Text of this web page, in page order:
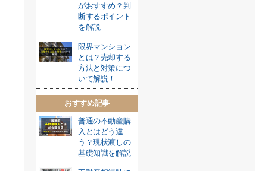
がおすすめ？判
断するポイント
を解説
限界マンション
とは？売却する
方法と対策につ
いて解説！
おすすめ記事
普通の不動産購
入とはどう違
う？現状渡しの
基礎知識を解説